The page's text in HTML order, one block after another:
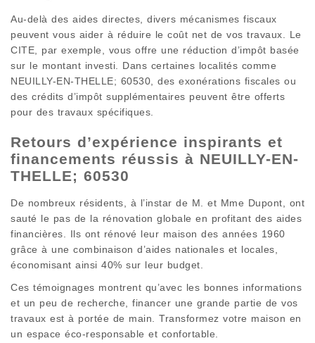
Au-delà des aides directes, divers mécanismes fiscaux
peuvent vous aider à réduire le coût net de vos travaux. Le
CITE, par exemple, vous offre une réduction d’impôt basée
sur le montant investi. Dans certaines localités comme
NEUILLY-EN-THELLE; 60530, des exonérations fiscales ou
des crédits d’impôt supplémentaires peuvent être offerts
pour des travaux spécifiques.
Retours d’expérience inspirants et
financements réussis à NEUILLY-EN-
THELLE; 60530
De nombreux résidents, à l’instar de M. et Mme Dupont, ont
sauté le pas de la rénovation globale en profitant des aides
financières. Ils ont rénové leur maison des années 1960
grâce à une combinaison d’aides nationales et locales,
économisant ainsi 40% sur leur budget.
Ces témoignages montrent qu’avec les bonnes informations
et un peu de recherche, financer une grande partie de vos
travaux est à portée de main. Transformez votre maison en
un espace éco-responsable et confortable.